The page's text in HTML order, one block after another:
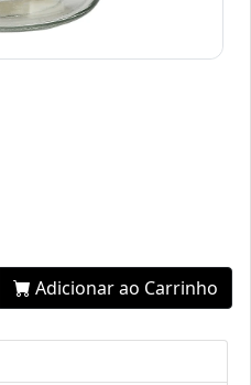
Adicionar ao Carrinho